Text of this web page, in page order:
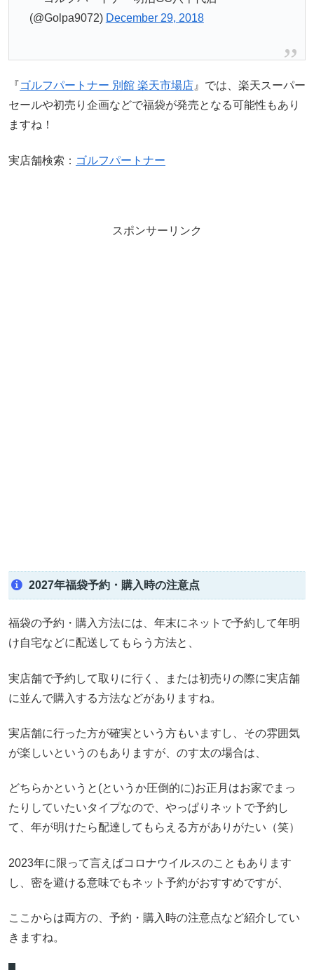
(@Golpa9072) December 29, 2018
『ゴルフパートナー 別館 楽天市場店 』では、楽天スーパー
セールや初売り企画などで福袋が発売となる可能性もあり
ますね！
実店舗検索： ゴルフパートナー
スポンサーリンク
2027年福袋予約・購入時の注意点
福袋の予約・購入方法には、年末にネットで予約して年明
け自宅などに配送してもらう方法と、
実店舗で予約して取りに行く、または初売りの際に実店舗
に並んで購入する方法などがありますね。
実店舗に行った方が確実という方もいますし、その雰囲気
が楽しいというのもありますが、のす太の場合は、
どちらかというと(というか圧倒的に)お正月はお家でまっ
たりしていたいタイプなので、やっぱりネットで予約し
て、年が明けたら配達してもらえる方がありがたい（笑）
2023年に限って言えばコロナウイルスのこともあります
し、密を避ける意味でもネット予約がおすすめですが、
ここからは両方の、予約・購入時の注意点など紹介してい
きますね。